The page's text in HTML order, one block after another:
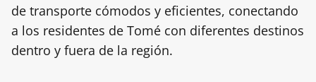
de transporte cómodos y eficientes, conectando
a los residentes de Tomé con diferentes destinos
dentro y fuera de la región.